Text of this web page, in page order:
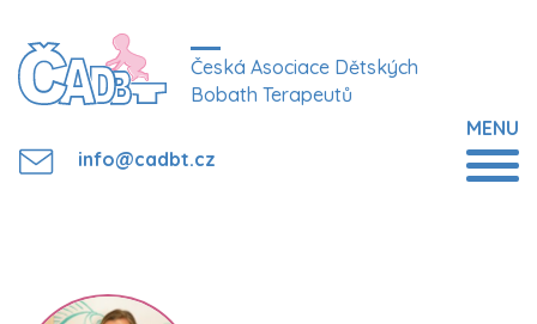
Česká Asociace Dětských
Bobath Terapeutů
info@cadbt.cz
MENU